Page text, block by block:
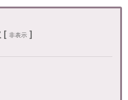
[ 非表示 ]